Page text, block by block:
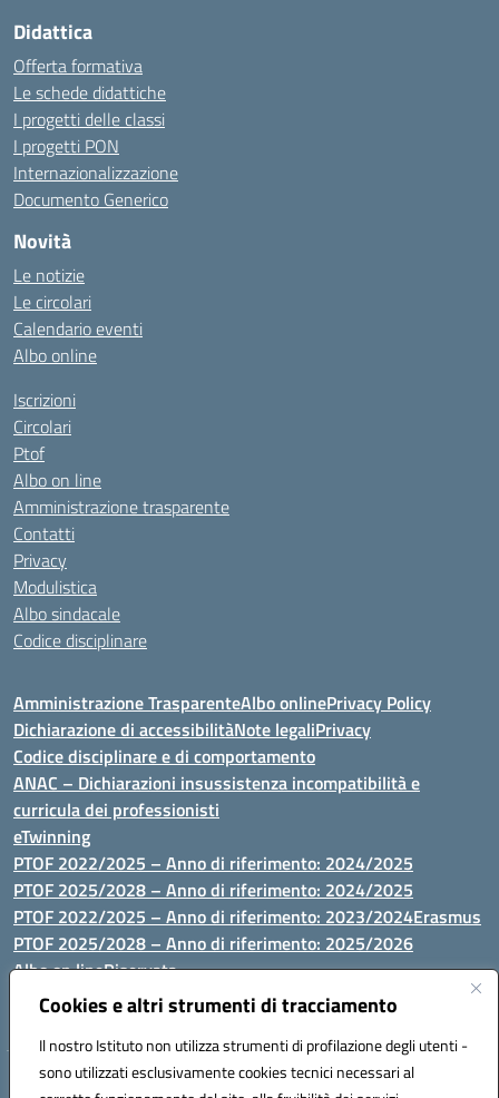
Cookies e altri strumenti di tracciamento
Il nostro Istituto non utilizza strumenti di profilazione degli utenti -
sono utilizzati esclusivamente cookies tecnici necessari al
Didattica
Offerta formativa
Le schede didattiche
I progetti delle classi
I progetti PON
Internazionalizzazione
Documento Generico
Novità
Le notizie
Le circolari
Calendario eventi
Albo online
Iscrizioni
Circolari
Ptof
Albo on line
Amministrazione trasparente
Contatti
Privacy
Modulistica
Albo sindacale
Codice disciplinare
Amministrazione TrasparenteAlbo onlinePrivacy Policy
Dichiarazione di accessibilitàNote legaliPrivacy
Codice disciplinare e di comportamento
ANAC – Dichiarazioni insussistenza incompatibilità e
curricula dei professionisti
eTwinning
PTOF 2022/2025 – Anno di riferimento: 2024/2025
PTOF 2025/2028 – Anno di riferimento: 2024/2025
PTOF 2022/2025 – Anno di riferimento: 2023/2024Erasmus
PTOF 2025/2028 – Anno di riferimento: 2025/2026
Albo on lineRiservata
P.N. Dotazione di attrezzature per le palestre
Via Luna e Sole, 44 07100, Sassari - Tel 079293287 - Fax 0793764116